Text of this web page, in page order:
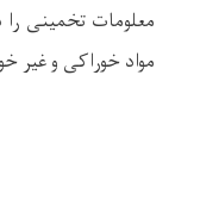
معلومات تخمینی
مواد خوراکی و غیر خوراکی برای بیش از 3000